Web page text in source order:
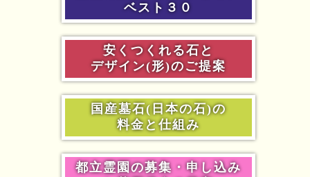
ベスト３０
安くつくれる石と
デザイン(形)のご提案
国産墓石(日本の石)の
料金と仕組み
都立霊園の募集・申し込み